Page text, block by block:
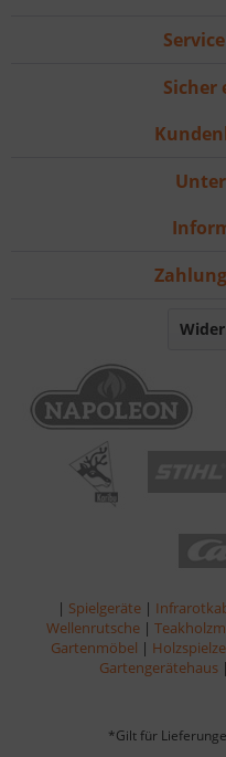
Sicher
| Spielgeräte |
Wellenrutsche |
Gartenmöbel |
Gartengerätehaus |
*Gilt für